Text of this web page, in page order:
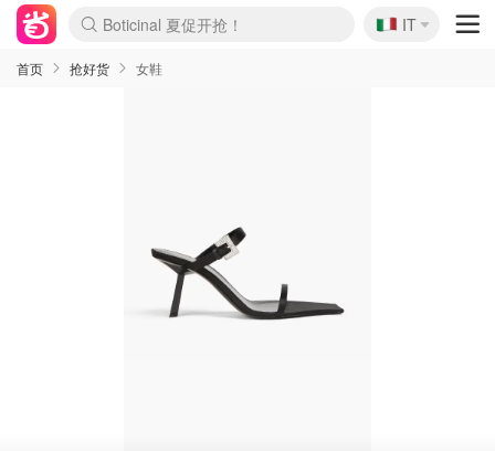
Boticinal 夏促开抢！
4折！lulu周四疯狂上新
速领！Stanley独家85折
Zalando 奥莱闪促！每日更新
🇮🇹
IT
首页 抢好货 女鞋